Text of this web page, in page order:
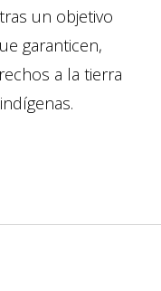
un objetivo
garanticen,
a la tierra